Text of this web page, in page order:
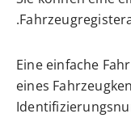
Eine einfache
eines